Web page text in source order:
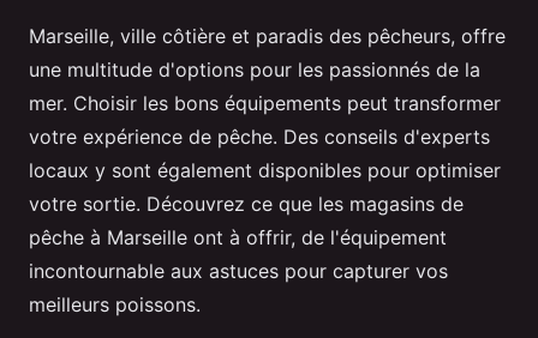
Marseille, ville côtière et paradis des pêcheurs, offre
une multitude d'options pour les passionnés de la
mer. Choisir les bons équipements peut transformer
votre expérience de pêche. Des conseils d'experts
locaux y sont également disponibles pour optimiser
votre sortie. Découvrez ce que les magasins de
pêche à Marseille ont à offrir, de l'équipement
incontournable aux astuces pour capturer vos
meilleurs poissons.